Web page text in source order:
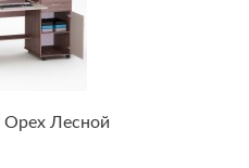
Орех Лесной